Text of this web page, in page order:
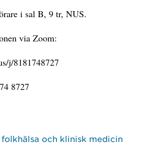
i sal B, 9 tr, NUS.
via Zoom:
j/8181748727
8727
och klinisk medicin